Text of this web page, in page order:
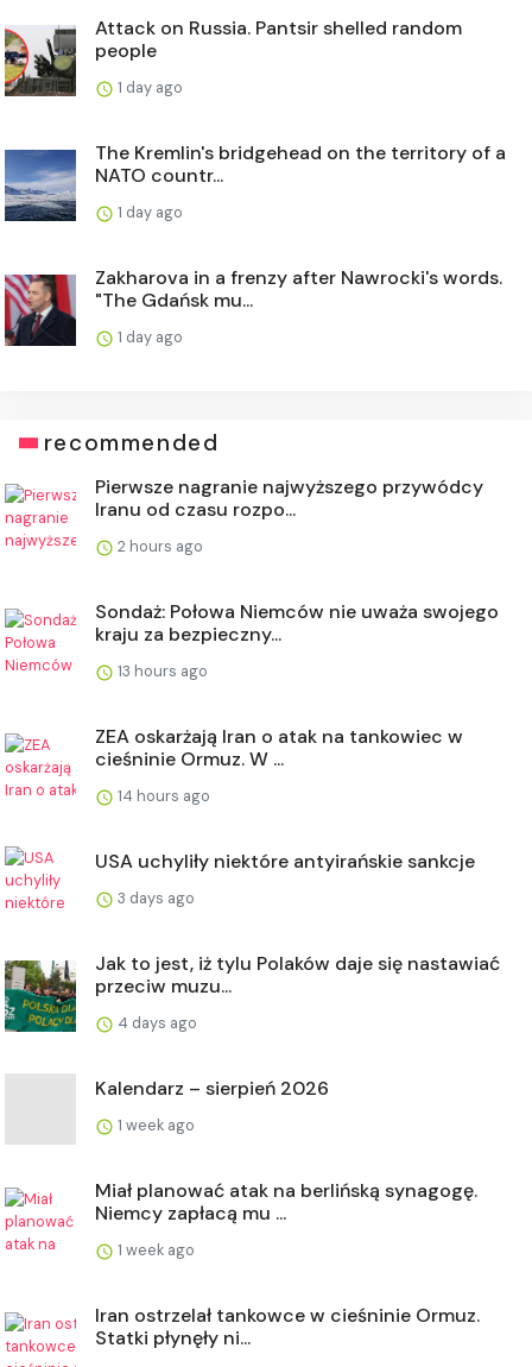
Attack on Russia. Pantsir shelled random
people
1 day ago
The Kremlin's bridgehead on the territory of a
NATO countr...
1 day ago
Zakharova in a frenzy after Nawrocki's words.
"The Gdańsk mu...
1 day ago
recommended
Pierwsze nagranie najwyższego przywódcy
Iranu od czasu rozpo...
2 hours ago
Sondaż: Połowa Niemców nie uważa swojego
kraju za bezpieczny...
13 hours ago
ZEA oskarżają Iran o atak na tankowiec w
cieśninie Ormuz. W ...
14 hours ago
USA uchyliły niektóre antyirańskie sankcje
3 days ago
Jak to jest, iż tylu Polaków daje się nastawiać
przeciw muzu...
4 days ago
Kalendarz – sierpień 2026
1 week ago
Miał planować atak na berlińską synagogę.
Niemcy zapłacą mu ...
1 week ago
Iran ostrzelał tankowce w cieśninie Ormuz.
Statki płynęły ni...